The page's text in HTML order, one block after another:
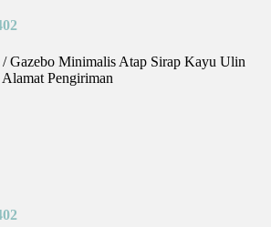
Gazebo Minimalis Atap Sirap Kayu Ulin
Pengiriman